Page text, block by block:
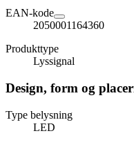
EAN-kode
2050001164360
Produkttype
Lyssignal
Design, form og
Type belysning
LED